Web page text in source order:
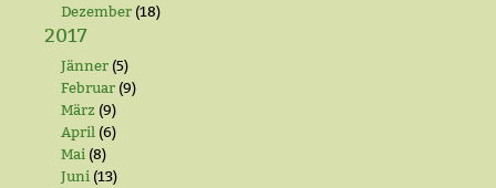
Dezember (18)
2017
Jänner (5)
Februar (9)
März (9)
April (6)
Mai (8)
Juni (13)